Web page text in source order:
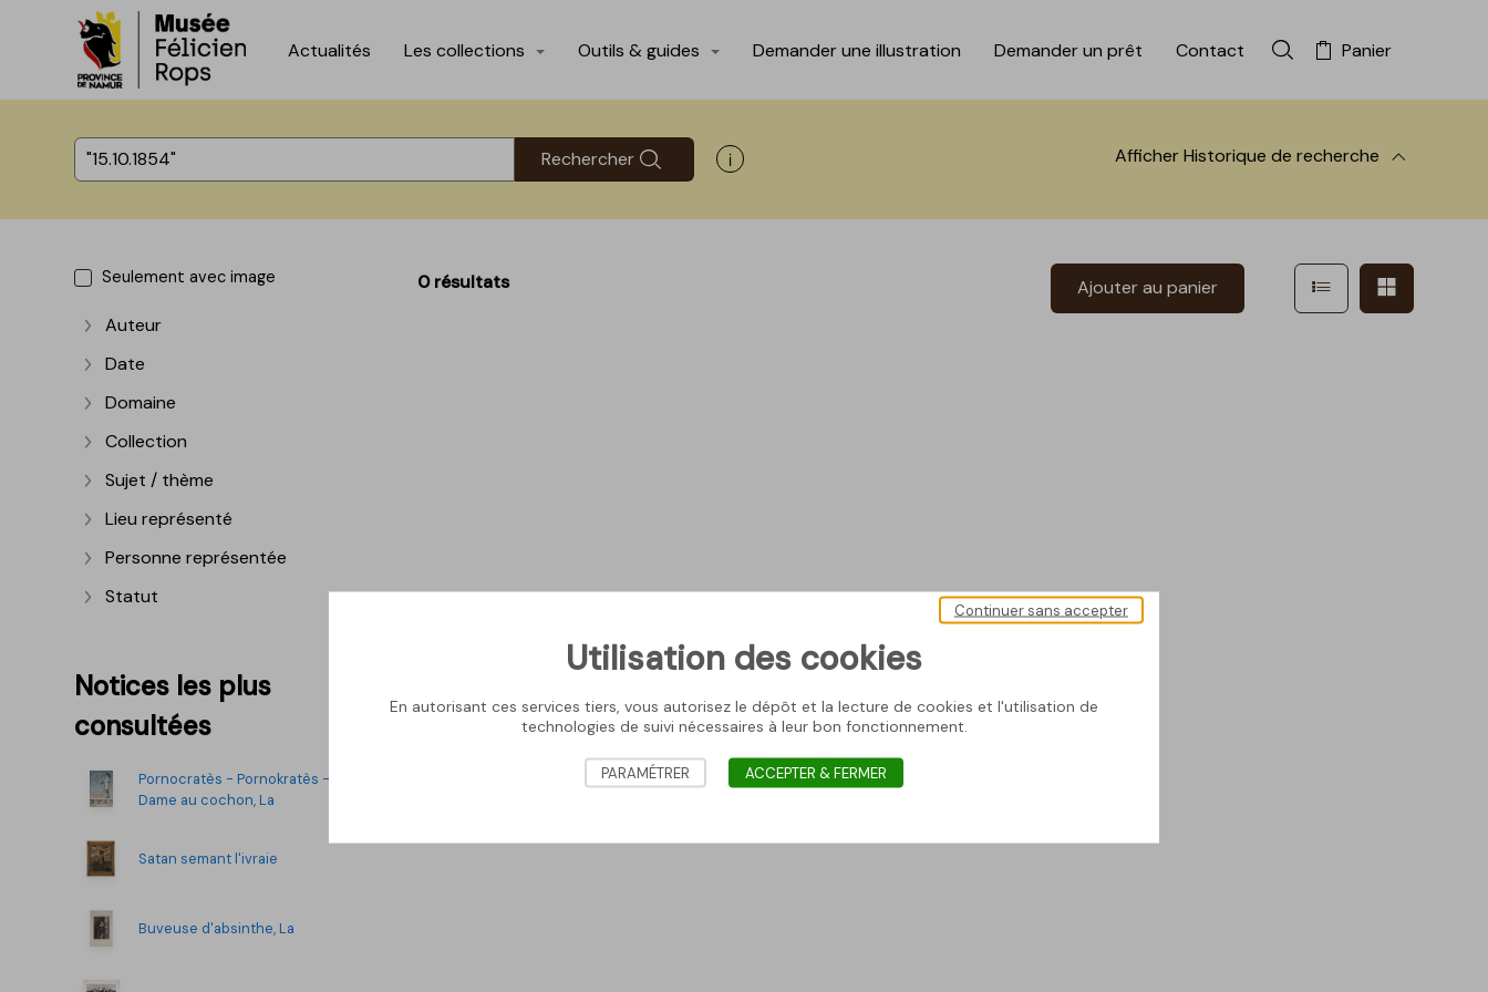
Accèder directement au contenu
Accèder directement au contenu
Actualités Les collections Outils & guides Demander une illustration Demander un prêt Contact Rechercher dans la
Panier
Rechercher Afficher les informations d'aide à la recherche AfficherHistorique de recherche
Seulement avec image
Afficher plus
Auteur
Afficher plus
Date
Afficher plus
Domaine
Afficher plus
Collection
Afficher plus
Sujet / thème
Afficher plus
Lieu représenté
Afficher plus
Personne représentée
Afficher plus
Statut
Notices les plus
consultées
Pornocratès - Pornokratès -
Dame au cochon, La
Satan semant l'ivraie
Buveuse d'absinthe, La
0 résultats Ajouter au panier Afficher en mode
Utilisation des cookies
En autorisant ces services tiers, vous autorisez le dépôt et la lecture de cookies et l'utilisation de
technologies de suivi nécessaires à leur bon fonctionnement.
Continuer sans accepter
PARAMÉTRER ACCEPTER & FERMER